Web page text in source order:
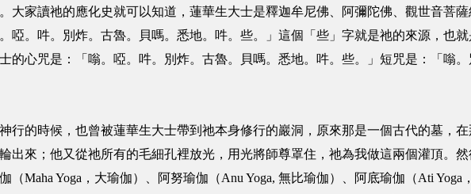
大家讀祂的應化史就可以知道，蓮華生大士是釋迦牟尼佛、阿彌陀佛、觀世音菩
啞。吽。別炸。古魯。貝嗎。悉地。吽。些。」這個「些」字就是祂的來源，也
的心咒是：「嗡。啞。吽。別炸。古魯。貝嗎。悉地。吽。些。」短咒是：「嗡。
行的時候，也曾被蓮華生大士帶到祂本身修行的巖洞，原來那是一個古代的墓，
出來；他又從祂所有的毛細孔裡放光，用光將師尊罩住，祂為我做這兩個灌頂。
Maha Yoga，大瑜伽）、阿努瑜伽（Anu Yoga, 無比瑜伽）、阿底瑜伽（Ati Yoga